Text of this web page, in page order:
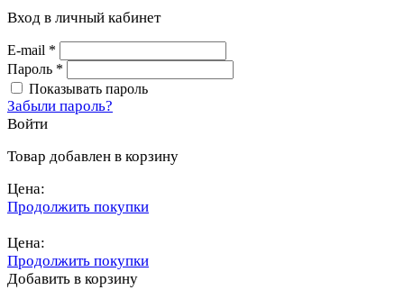
Вход в личный кабинет
E-mail *
Пароль *
Показывать пароль
Забыли пароль?
Войти
Товар добавлен в корзину
Цена:
Продолжить покупки
Цена:
Продолжить покупки
Добавить в корзину